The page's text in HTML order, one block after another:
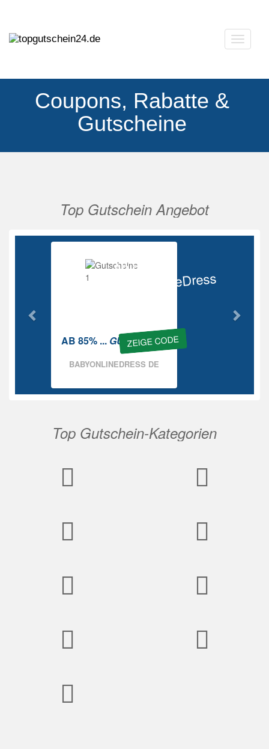
Coupons, Rabatte &
Gutscheine
Top Gutschein Angebot
Ab 85%
BabyOnlineDress
ZEIGE CODE
AB 85% ... GUTSCHEIN
BABYONLINEDRESS DE
Vorherige
Top Gutschein-Kategorien